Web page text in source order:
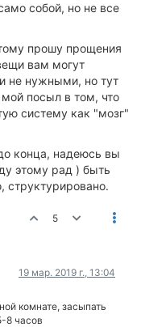
собой, но не все
прошу прощения
вам могут
не нужными, но тут
посыл в том, что
систему как "мозг"
конца, надеюсь вы
этому рад ) быть
5
19 мар. 2019 г., 13:04
комнате, засыпать
8 часов